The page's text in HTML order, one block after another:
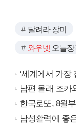
달려라 장미
와우넷 오늘
‘세계에서 가장
남편 몰래 조카
한국로또, 8월
남성활력에 좋